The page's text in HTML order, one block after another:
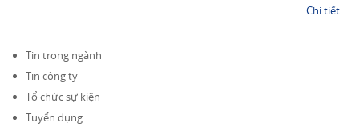
Chi tiết...
Tin trong ngành
Tin công ty
Tổ chức sự kiện
Tuyển dụng